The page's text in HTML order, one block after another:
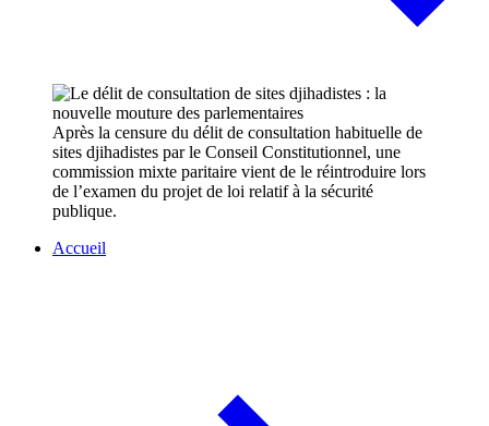
Après la censure du délit de consultation habituelle de
sites djihadistes par le Conseil Constitutionnel, une
commission mixte paritaire vient de le réintroduire lors
de l’examen du projet de loi relatif à la sécurité
publique.
Accueil